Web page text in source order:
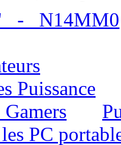
- N14MM0
PC